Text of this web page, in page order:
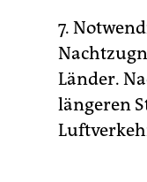
7.
Länder.
längeren